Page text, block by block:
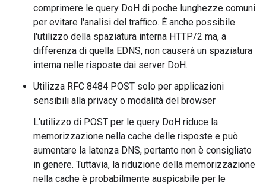
comprimere le query DoH di poche lunghezze comuni
per evitare l'analisi del traffico. È anche possibile
l'utilizzo della spaziatura interna HTTP/2 ma, a
differenza di quella EDNS, non causerà un spaziatura
interna nelle risposte dai server DoH.
Utilizza RFC 8484 POST solo per applicazioni
sensibili alla privacy o modalità del browser
L'utilizzo di POST per le query DoH riduce la
memorizzazione nella cache delle risposte e può
aumentare la latenza DNS, pertanto non è consigliato
in genere. Tuttavia, la riduzione della memorizzazione
nella cache è probabilmente auspicabile per le